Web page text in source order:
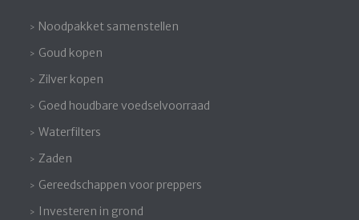
Noodpakket samenstellen
Goud kopen
Zilver kopen
Goed houdbare voedselvoorraad
Waterfilters
Zaden
Gereedschappen voor preppers
Investeren in grond